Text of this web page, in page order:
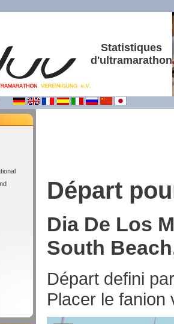
Statistiques
d'ultramarathon
Départ
Dia De Los
South
Départ defini
Placer le fanion